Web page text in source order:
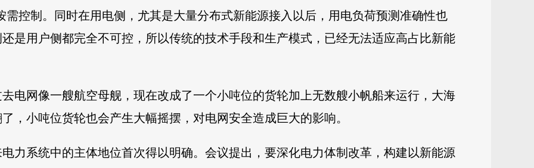
需控制。同时在用电侧，尤其是大量分布式新能源接入以后，用电负荷预测准确性也
是用户侧都完全不可控，所以传统的技术手段和生产模式，已经无法适应高占比新能
电网像一艘航空母舰，现在改成了一个小吨位的货轮加上无数艘小帆船来运行，大海
，小吨位货轮也会产生大幅摇摆，对电网安全造成巨大的影响。
力系统中的主体地位首次得以明确。会议提出，要深化电力体制改革，构建以新能源